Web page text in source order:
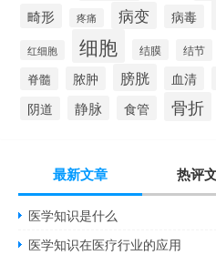
畸形 疼痛 病变 病毒
红细胞 细胞 结膜 结节
脊髓 脓肿 膀胱 血清
阴道 静脉 食管 骨折
最新文章 热评
医学知识是什么
医学知识在医疗行业的应用